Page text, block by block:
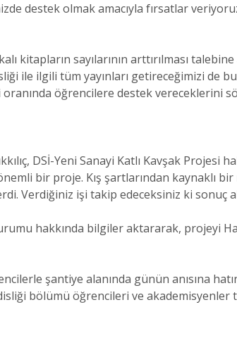
destek olmak amacıyla fırsatlar
sayılarının arttırılması
ile ilgili tüm yayınları getireceğimizi de
öğrencilere destek vereceklerini
DSİ-Yeni Sanayi Katlı Kavşak Projesi
bir proje. Kış şartlarından kaynaklı
Verdiğiniz işi takip edeceksiniz ki sonuç
hakkında bilgiler aktararak, projeyi
şantiye alanında günün anısına
bölümü öğrencileri ve akademisyenler